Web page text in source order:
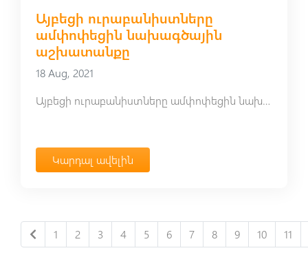
Այբեցի ուրաբանիստները
ամփոփեցին նախագծային
աշխատանքը
18 Aug, 2021
Այբեցի ուրաբանիստները ամփոփեցին նախագծային աշխատանքը
Կարդալ ավելին
1 2 3 4 5 6 7 8 9 10 11